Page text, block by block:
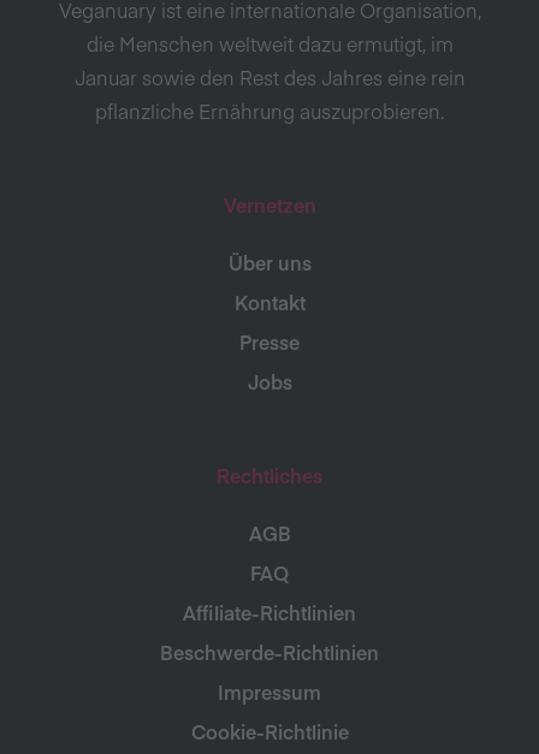
Veganuary ist eine internationale Organisation,
die Menschen weltweit dazu ermutigt, im
Januar sowie den Rest des Jahres eine rein
pflanzliche Ernährung auszuprobieren.
Vernetzen
Über uns
Kontakt
Presse
Jobs
Rechtliches
AGB
FAQ
Affiliate-Richtlinien
Beschwerde-Richtlinien
Impressum
Cookie-Richtlinie